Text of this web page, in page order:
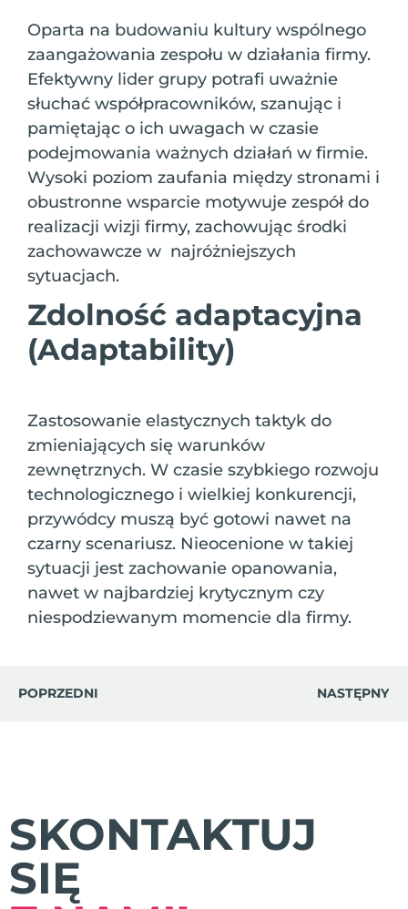
Oparta na budowaniu kultury wspólnego
zaangażowania zespołu w działania firmy.
Efektywny lider grupy potrafi uważnie
słuchać współpracowników, szanując i
pamiętając o ich uwagach w czasie
podejmowania ważnych działań w firmie.
Wysoki poziom zaufania między stronami i
obustronne wsparcie motywuje zespół do
realizacji wizji firmy, zachowując środki
zachowawcze w najróżniejszych
sytuacjach.
Zdolność adaptacyjna
(Adaptability)
Zastosowanie elastycznych taktyk do
zmieniających się warunków
zewnętrznych. W czasie szybkiego rozwoju
technologicznego i wielkiej konkurencji,
przywódcy muszą być gotowi nawet na
czarny scenariusz. Nieocenione w takiej
sytuacji jest zachowanie opanowania,
nawet w najbardziej krytycznym czy
niespodziewanym momencie dla firmy.
POPRZEDNI NASTĘPNY
SKONTAKTUJ
SIĘ